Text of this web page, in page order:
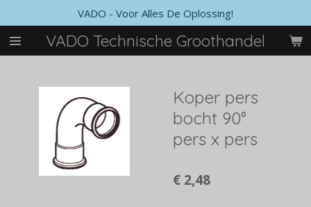
direct
naar
de
VADO Technische Groothandel
VADO - Voor Alles De Oplossing!
Koper pers
bocht 90°
pers x pers
€ 2,48